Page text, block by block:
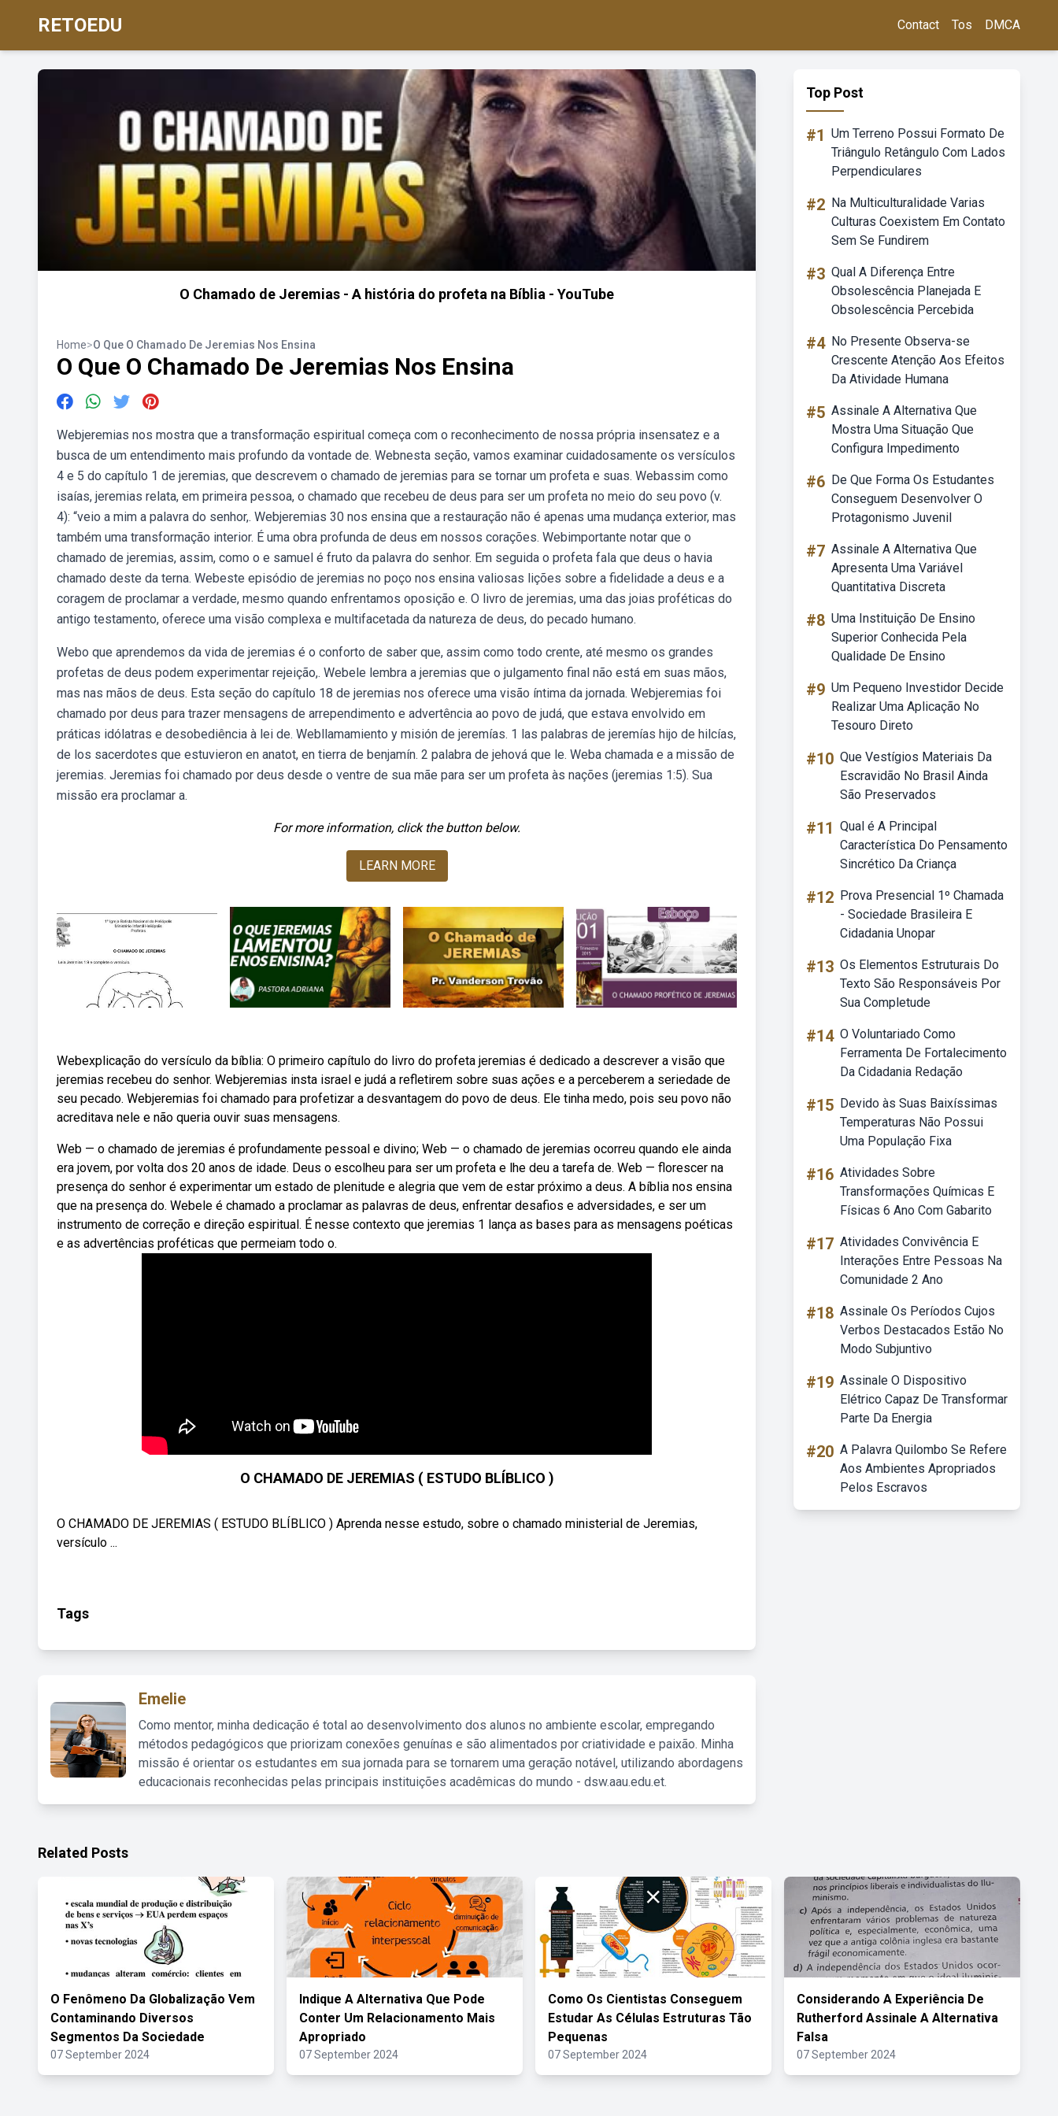
RETOEDU Contact Tos DMCA
O Chamado de Jeremias - A história do profeta na Bíblia - YouTube
Home>O Que O Chamado De Jeremias Nos Ensina
O Que O Chamado De Jeremias Nos Ensina
Webjeremias nos mostra que a transformação espiritual começa com o reconhecimento de nossa própria insensatez e a
busca de um entendimento mais profundo da vontade de. Webnesta seção, vamos examinar cuidadosamente os versículos
4 e 5 do capítulo 1 de jeremias, que descrevem o chamado de jeremias para se tornar um profeta e suas. Webassim como
isaías, jeremias relata, em primeira pessoa, o chamado que recebeu de deus para ser um profeta no meio do seu povo (v.
4): “veio a mim a palavra do senhor,. Webjeremias 30 nos ensina que a restauração não é apenas uma mudança exterior, mas
também uma transformação interior. É uma obra profunda de deus em nossos corações. Webimportante notar que o
chamado de jeremias, assim, como o e samuel é fruto da palavra do senhor. Em seguida o profeta fala que deus o havia
chamado deste da terna. Webeste episódio de jeremias no poço nos ensina valiosas lições sobre a fidelidade a deus e a
coragem de proclamar a verdade, mesmo quando enfrentamos oposição e. O livro de jeremias, uma das joias proféticas do
antigo testamento, oferece uma visão complexa e multifacetada da natureza de deus, do pecado humano.
Webo que aprendemos da vida de jeremias é o conforto de saber que, assim como todo crente, até mesmo os grandes
profetas de deus podem experimentar rejeição,. Webele lembra a jeremias que o julgamento final não está em suas mãos,
mas nas mãos de deus. Esta seção do capítulo 18 de jeremias nos oferece uma visão íntima da jornada. Webjeremias foi
chamado por deus para trazer mensagens de arrependimento e advertência ao povo de judá, que estava envolvido em
práticas idólatras e desobediência à lei de. Webllamamiento y misión de jeremías. 1 las palabras de jeremías hijo de hilcías,
de los sacerdotes que estuvieron en anatot, en tierra de benjamín. 2 palabra de jehová que le. Weba chamada e a missão de
jeremias. Jeremias foi chamado por deus desde o ventre de sua mãe para ser um profeta às nações (jeremias 1:5). Sua
missão era proclamar a.
For more information, click the button below.
LEARN MORE
Webexplicação do versículo da bíblia: O primeiro capítulo do livro do profeta jeremias é dedicado a descrever a visão que
jeremias recebeu do senhor. Webjeremias insta israel e judá a refletirem sobre suas ações e a perceberem a seriedade de
seu pecado. Webjeremias foi chamado para profetizar a desvantagem do povo de deus. Ele tinha medo, pois seu povo não
acreditava nele e não queria ouvir suas mensagens.
Web — o chamado de jeremias é profundamente pessoal e divino; Web — o chamado de jeremias ocorreu quando ele ainda
era jovem, por volta dos 20 anos de idade. Deus o escolheu para ser um profeta e lhe deu a tarefa de. Web — florescer na
presença do senhor é experimentar um estado de plenitude e alegria que vem de estar próximo a deus. A bíblia nos ensina
que na presença do. Webele é chamado a proclamar as palavras de deus, enfrentar desafios e adversidades, e ser um
instrumento de correção e direção espiritual. É nesse contexto que jeremias 1 lança as bases para as mensagens poéticas
e as advertências proféticas que permeiam todo o.
O CHAMADO DE JEREMIAS ( ESTUDO BLÍBLICO )
O CHAMADO DE JEREMIAS ( ESTUDO BLÍBLICO ) Aprenda nesse estudo, sobre o chamado ministerial de Jeremias,
versículo ...
Tags
Emelie
Como mentor, minha dedicação é total ao desenvolvimento dos alunos no ambiente escolar, empregando
métodos pedagógicos que priorizam conexões genuínas e são alimentados por criatividade e paixão. Minha
missão é orientar os estudantes em sua jornada para se tornarem uma geração notável, utilizando abordagens
educacionais reconhecidas pelas principais instituições acadêmicas do mundo - dsw.aau.edu.et.
Top Post
#1 Um Terreno Possui Formato De
Triângulo Retângulo Com Lados
Perpendiculares
#2 Na Multiculturalidade Varias
Culturas Coexistem Em Contato
Sem Se Fundirem
#3 Qual A Diferença Entre
Obsolescência Planejada E
Obsolescência Percebida
#4 No Presente Observa-se
Crescente Atenção Aos Efeitos
Da Atividade Humana
#5 Assinale A Alternativa Que
Mostra Uma Situação Que
Configura Impedimento
#6 De Que Forma Os Estudantes
Conseguem Desenvolver O
Protagonismo Juvenil
#7 Assinale A Alternativa Que
Apresenta Uma Variável
Quantitativa Discreta
#8 Uma Instituição De Ensino
Superior Conhecida Pela
Qualidade De Ensino
#9 Um Pequeno Investidor Decide
Realizar Uma Aplicação No
Tesouro Direto
#10 Que Vestígios Materiais Da
Escravidão No Brasil Ainda
São Preservados
#11 Qual é A Principal
Característica Do Pensamento
Sincrético Da Criança
#12 Prova Presencial 1º Chamada
- Sociedade Brasileira E
Cidadania Unopar
#13 Os Elementos Estruturais Do
Texto São Responsáveis Por
Sua Completude
#14 O Voluntariado Como
Ferramenta De Fortalecimento
Da Cidadania Redação
#15 Devido às Suas Baixíssimas
Temperaturas Não Possui
Uma População Fixa
#16 Atividades Sobre
Transformações Químicas E
Físicas 6 Ano Com Gabarito
#17 Atividades Convivência E
Interações Entre Pessoas Na
Comunidade 2 Ano
#18 Assinale Os Períodos Cujos
Verbos Destacados Estão No
Modo Subjuntivo
#19 Assinale O Dispositivo
Elétrico Capaz De Transformar
Parte Da Energia
#20 A Palavra Quilombo Se Refere
Aos Ambientes Apropriados
Pelos Escravos
Related Posts
O Fenômeno Da Globalização Vem
Contaminando Diversos
Segmentos Da Sociedade
07 September 2024
Indique A Alternativa Que Pode
Conter Um Relacionamento Mais
Apropriado
07 September 2024
Como Os Cientistas Conseguem
Estudar As Células Estruturas Tão
Pequenas
07 September 2024
Considerando A Experiência De
Rutherford Assinale A Alternativa
Falsa
07 September 2024